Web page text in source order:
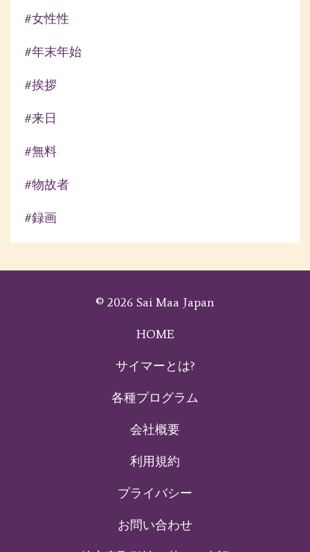
#女性性
#年末年始
#挨拶
#来日
#無料
#物故者
#録画
© 2026 Sai Maa Japan
HOME
サイマーとは?
各種プログラム
会社概要
利用規約
プライバシー
お問い合わせ